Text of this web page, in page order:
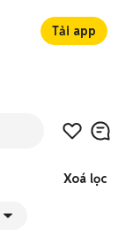
Tải app
Xoá lọc